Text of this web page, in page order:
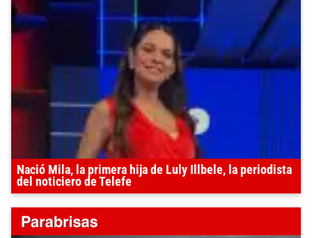
Nació Mila, la primera hija de Luly Illbele, la periodista
del noticiero de Telefe